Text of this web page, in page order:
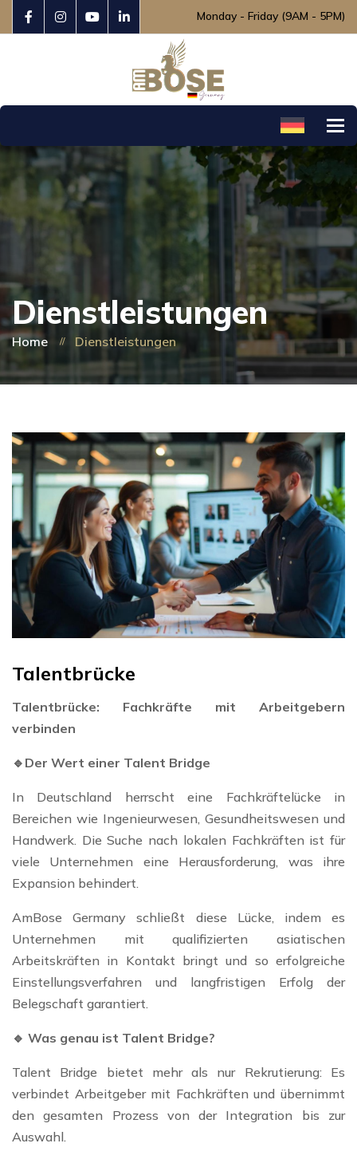
Monday - Friday (9AM - 5PM)
Dienstleistungen
Home Dienstleistungen
Talentbrücke
Talentbrücke: Fachkräfte mit Arbeitgebern
verbinden
🔹Der Wert einer Talent Bridge
In Deutschland herrscht eine Fachkräftelücke in
Bereichen wie Ingenieurwesen, Gesundheitswesen und
Handwerk. Die Suche nach lokalen Fachkräften ist für
viele Unternehmen eine Herausforderung, was ihre
Expansion behindert.
AmBose Germany schließt diese Lücke, indem es
Unternehmen mit qualifizierten asiatischen
Arbeitskräften in Kontakt bringt und so erfolgreiche
Einstellungsverfahren und langfristigen Erfolg der
Belegschaft garantiert.
🔹 Was genau ist Talent Bridge?
Talent Bridge bietet mehr als nur Rekrutierung: Es
verbindet Arbeitgeber mit Fachkräften und übernimmt
den gesamten Prozess von der Integration bis zur
Auswahl.